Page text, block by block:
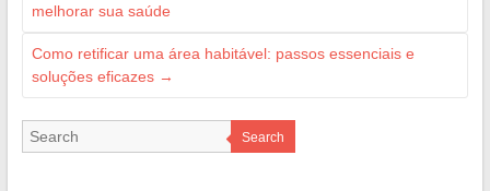
melhorar sua saúde
Como retificar uma área habitável: passos essenciais e
soluções eficazes →
Search